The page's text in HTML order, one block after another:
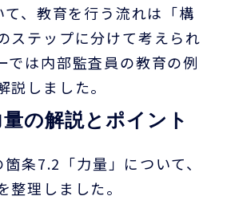
て、教育を行う流れは「構
ステップに分けて考えられ
では内部監査員の教育の例
説しました。
の解説とポイント
箇条7.2 「力量」について、
理しました。